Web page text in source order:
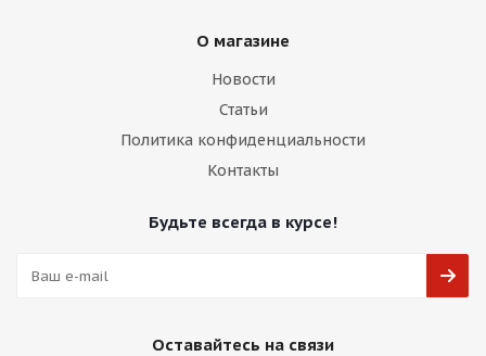
О магазине
Новости
Статьи
Политика конфиденциальности
Контакты
Будьте всегда в курсе!
Оставайтесь на связи